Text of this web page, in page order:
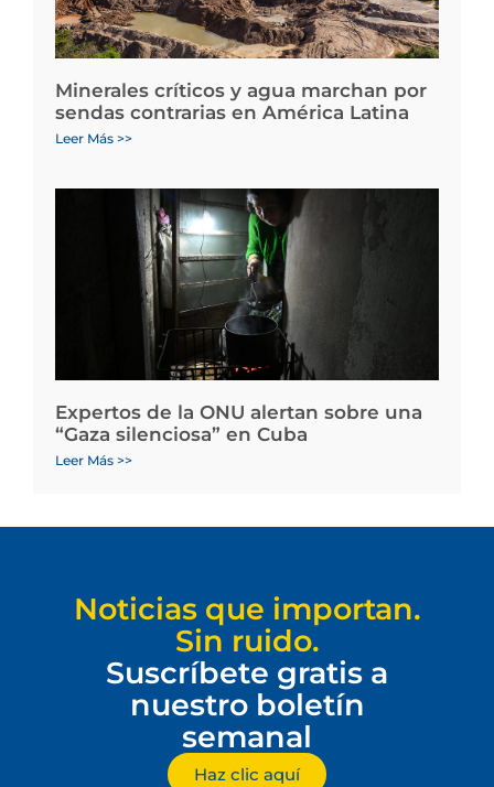
Minerales críticos y agua marchan por
sendas contrarias en América Latina
Leer Más >>
Expertos de la ONU alertan sobre una
“Gaza silenciosa” en Cuba
Leer Más >>
Noticias que importan.
Sin ruido.
Suscríbete gratis a
nuestro boletín
semanal
Haz clic aquí